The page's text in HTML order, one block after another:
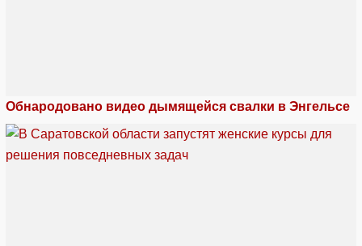
Обнародовано видео дымящейся свалки в Энгельсе